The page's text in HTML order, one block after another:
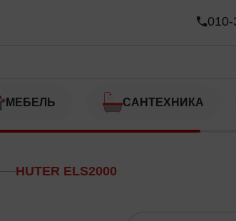
МЕБЕЛЬ САНТЕХНИКА
HUTER ELS2000